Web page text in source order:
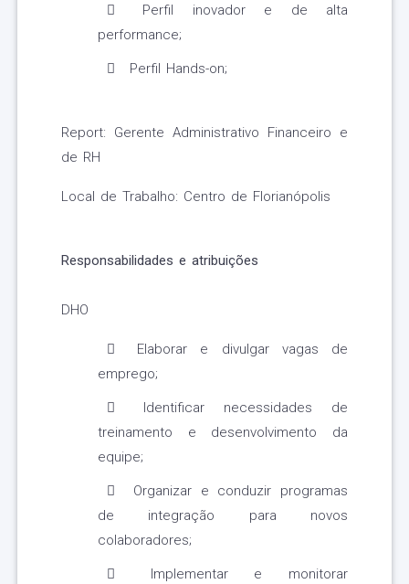
Perfil inovador e de alta
performance;
Perfil Hands-on;
Report: Gerente Administrativo Financeiro e
de RH
Local de Trabalho: Centro de Florianópolis
Responsabilidades e atribuições
DHO
Elaborar e divulgar vagas de
emprego;
Identificar necessidades de
treinamento e desenvolvimento da
equipe;
Organizar e conduzir programas
de integração para novos
colaboradores;
Implementar e monitorar